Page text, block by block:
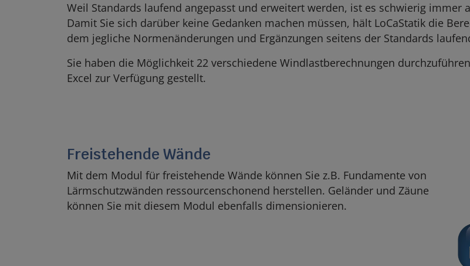
Weil Standards laufend angepasst und erweitert werden, ist es schwierig immer
Damit Sie sich darüber keine Gedanken machen müssen, hält LoCaStatik die
dem jegliche Normenänderungen und Ergänzungen seitens der Standards
Sie haben die Möglichkeit 22 verschiedene Windlastberechnungen
Excel zur Verfügung gestellt.
Freistehende Wände
Mit dem Modul für freistehende Wände können Sie z.B. Fundamente von
Lärmschutzwänden ressourcenschonend herstellen. Geländer und Zäune
können Sie mit diesem Modul ebenfalls dimensionieren.